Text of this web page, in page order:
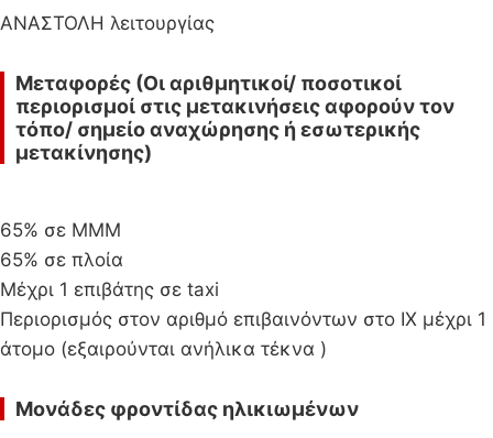
ΑΝΑΣΤΟΛΗ λειτουργίας
Μεταφορές (Οι αριθμητικοί/ ποσοτικοί
περιορισμοί στις μετακινήσεις αφορούν τον
τόπο/ σημείο αναχώρησης ή εσωτερικής
μετακίνησης)
65% σε ΜΜΜ
65% σε πλοία
Μέχρι 1 επιβάτης σε taxi
Περιορισμός στον αριθμό επιβαινόντων στο ΙΧ μέχρι 1
άτομο (εξαιρούνται ανήλικα τέκνα )
Μονάδες φροντίδας ηλικιωμένων